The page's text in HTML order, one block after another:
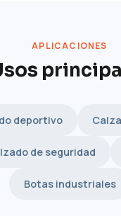
APLICACIONES
deportivo
de seguridad
Botas industriales